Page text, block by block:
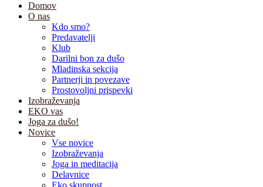
Domov
O nas
Kdo smo?
Predavatelji
Klub
Darilni bon za dušo
Mladinska sekcija
Partnerji in povezave
Prostovoljni prispevki
Izobraževanja
EKO vas
Joga za dušo!
Novice
Vse novice
Izobraževanja
Joga in meditacija
Delavnice
Eko skupnost